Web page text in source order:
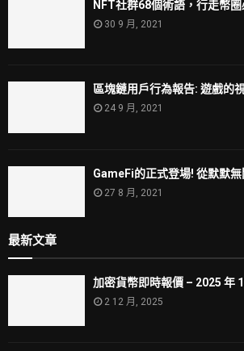
NFT社群68個術語，行走幣圈
30 9 月, 2021
區塊鏈用戶行為報告: 遊戲的
24 9 月, 2021
GameFi的正式登場! 從默默
27 8 月, 2021
最新文章
加密貨幣即時報價 – 2025 年
2 12 月, 2025